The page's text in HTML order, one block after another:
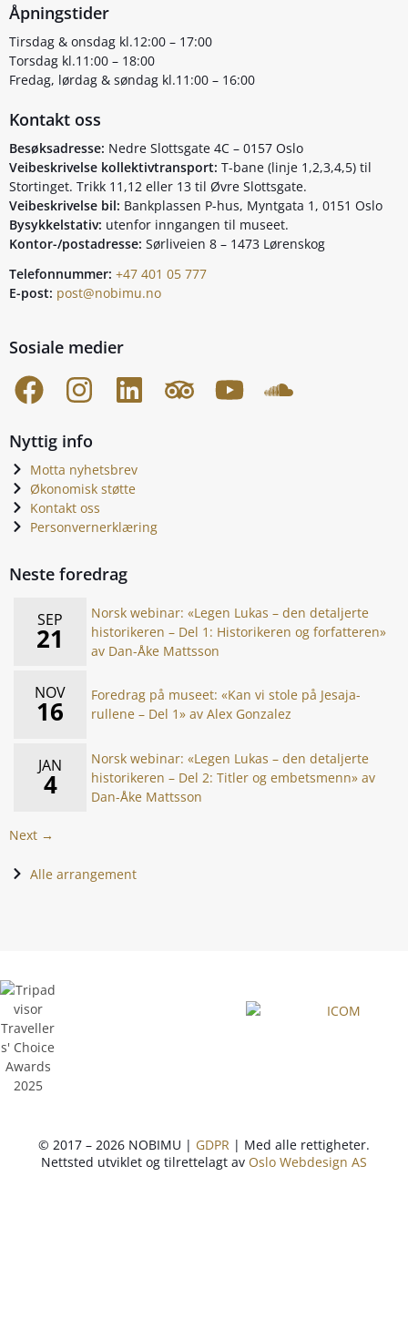
Åpningstider
Tirsdag & onsdag kl.12:00 – 17:00
Torsdag kl.11:00 – 18:00
Fredag, lørdag & søndag kl.11:00 – 16:00
Kontakt oss
Besøksadresse: Nedre Slottsgate 4C – 0157 Oslo
Veibeskrivelse kollektivtransport: T-bane (linje 1,2,3,4,5) til
Stortinget. Trikk 11,12 eller 13 til Øvre Slottsgate.
Veibeskrivelse bil: Bankplassen P-hus, Myntgata 1, 0151 Oslo
Bysykkelstativ: utenfor inngangen til museet.
Kontor-/postadresse: Sørliveien 8 – 1473 Lørenskog
Telefonnummer: +47 401 05 777
E-post: post@nobimu.no
Sosiale medier
Nyttig info
Motta nyhetsbrev
Økonomisk støtte
Kontakt oss
Personvernerklæring
Neste foredrag
SEP
21
Norsk webinar: «Legen Lukas – den detaljerte
historikeren – Del 1: Historikeren og forfatteren»
av Dan-Åke Mattsson
NOV
16
Foredrag på museet: «Kan vi stole på Jesaja-
rullene – Del 1» av Alex Gonzalez
JAN
4
Norsk webinar: «Legen Lukas – den detaljerte
historikeren – Del 2: Titler og embetsmenn» av
Dan-Åke Mattsson
Next →
Alle arrangement
© 2017 – 2026 NOBIMU | GDPR | Med alle rettigheter.
Nettsted utviklet og tilrettelagt av Oslo Webdesign AS